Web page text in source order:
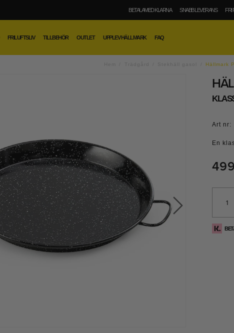
BETALA MED KLARNA SNABB LEVERANS FRI
FRILUFTSLIV TILLBEHÖR OUTLET UPPLEV HÄLLMARK FAQ
Hällmark
Art nr:
En